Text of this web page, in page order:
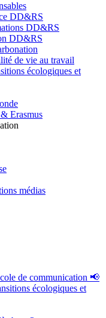
DD&RS
DD&RS
DD&RS
de vie au travail
écologiques et
Erasmus
médias
de communication 📢
écologiques et